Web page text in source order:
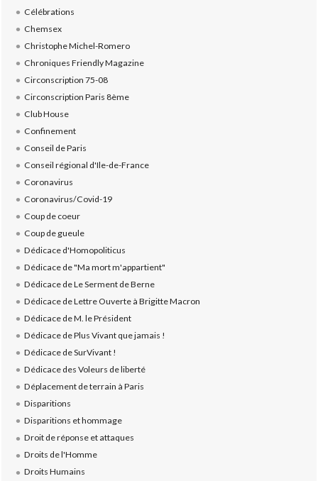
Célébrations
Chemsex
Christophe Michel-Romero
Chroniques Friendly Magazine
Circonscription 75-08
Circonscription Paris 8ème
Club House
Confinement
Conseil de Paris
Conseil régional d'Ile-de-France
Coronavirus
Coronavirus/Covid-19
Coup de coeur
Coup de gueule
Dédicace d'Homopoliticus
Dédicace de "Ma mort m'appartient"
Dédicace de Le Serment de Berne
Dédicace de Lettre Ouverte à Brigitte Macron
Dédicace de M. le Président
Dédicace de Plus Vivant que jamais !
Dédicace de SurVivant !
Dédicace des Voleurs de liberté
Déplacement de terrain à Paris
Disparitions
Disparitions et hommage
Droit de réponse et attaques
Droits de l'Homme
Droits Humains